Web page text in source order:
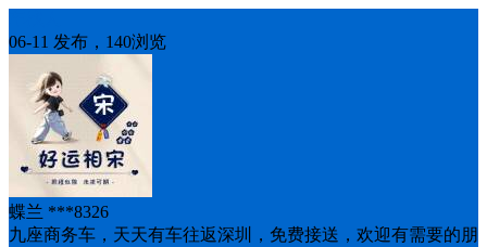
06-11 发布，140浏览
蝶兰 ***8326
九座商务车，天天有车往返深圳，免费接送，欢迎有需要的朋